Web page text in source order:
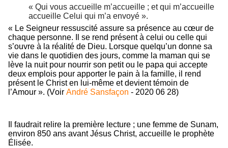
« Qui vous accueille m’accueille ; et qui m’accueille
accueille Celui qui m’a envoyé ».
« Le Seigneur ressuscité assure sa présence au cœur de
chaque personne. Il se rend présent à celui ou celle qui
s’ouvre à la réalité de Dieu. Lorsque quelqu’un donne sa
vie dans le quotidien des jours, comme la maman qui se
lève la nuit pour nourrir son petit ou le papa qui accepte
deux emplois pour apporter le pain à la famille, il rend
présent le Christ en lui-même et devient témoin de
l’Amour ». (Voir André Sansfaçon - 2020 06 28)
Il faudrait relire la première lecture ; une femme de Sunam,
environ 850 ans avant Jésus Christ, accueille le prophète
Élisée.